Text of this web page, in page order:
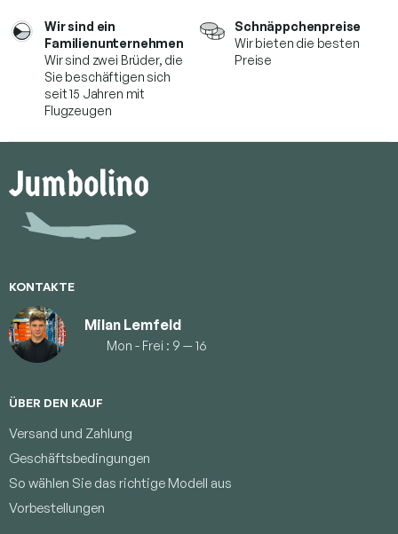
Wir sind ein
Familienunternehmen
Wir sind zwei Brüder, die
Sie beschäftigen sich
seit 15 Jahren mit
Flugzeugen
Schnäppchenpreise
Wir bieten die besten
Preise
ß
KONTAKTE
Milan Lemfeld
Mon - Frei : 9 — 16
ÜBER DEN KAUF
Versand und Zahlung
Geschäftsbedingungen
So wählen Sie das richtige Modell aus
Vorbestellungen